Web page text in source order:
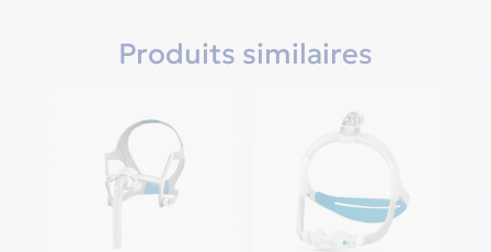
Produits similaires